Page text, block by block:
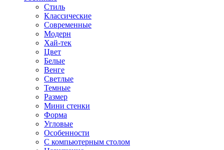
Стиль
Классические
Современные
Модерн
Хай-тек
Цвет
Белые
Венге
Светлые
Темные
Размер
Мини стенки
Форма
Угловые
Особенности
С компьютерным столом